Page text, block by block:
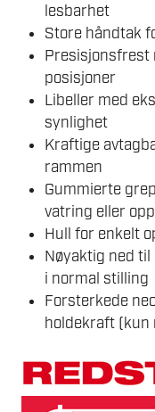
lesbarhet
Store håndtak
Presisjonsfrest
posisjoner
Libeller med
synlighet
Kraftige
rammen
Gummierte
vatring eller
Hull for enkelt
Nøyaktig ned
i normal stilling
Forsterkede
holdekraft (kun